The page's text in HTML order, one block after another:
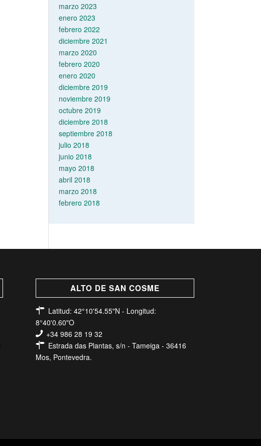
marzo 2023
enero 2023
febrero 2022
diciembre 2021
marzo 2020
febrero 2020
enero 2020
diciembre 2019
noviembre 2019
octubre 2019
diciembre 2018
septiembre 2018
julio 2018
junio 2018
mayo 2018
abril 2018
marzo 2018
febrero 2018
ALTO DE SAN COSME
Latitud: 42°10'54.55"N - Longitud:
8°40'0.60"O
+34 986 28 19 32
Estrada das Plantas, s/n - Tameiga - 36416
Mos, Pontevedra.